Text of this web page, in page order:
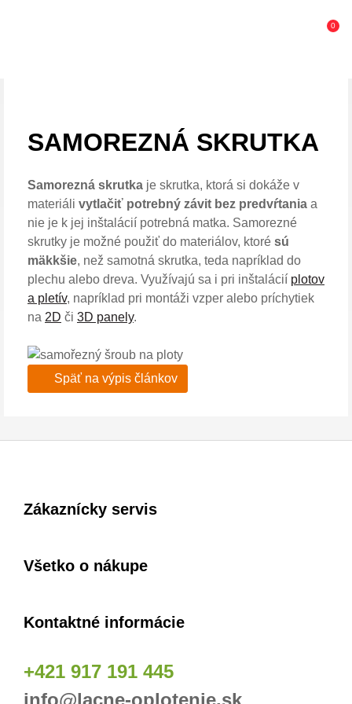
0
SAMOREZNÁ SKRUTKA
Samorezná skrutka je skrutka, ktorá si dokáže v
materiáli vytlačiť potrebný závit bez predvŕtania a
nie je k jej inštalácií potrebná matka. Samorezné
skrutky je možné použiť do materiálov, ktoré sú
mäkkšie, než samotná skrutka, teda napríklad do
plechu alebo dreva. Využívajú sa i pri inštalácií plotov
a pletív, napríklad pri montáži vzper alebo príchytiek
na 2D či 3D panely.
Späť na výpis článkov
Zákaznícky servis
Všetko o nákupe
Kontaktné informácie
+421 917 191 445
info@lacne-oplotenie.sk